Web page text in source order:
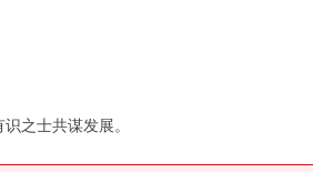
之士共谋发展。